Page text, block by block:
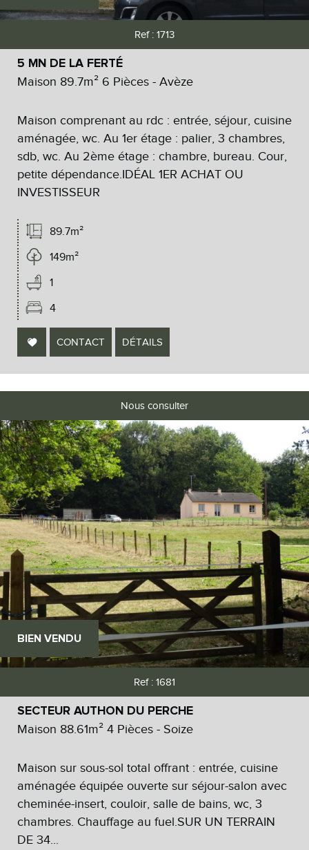
Ref : 1713
5 MN DE LA FERTÉ
Maison 89.7m² 6 Pièces - Avèze
Maison comprenant au rdc : entrée, séjour, cuisine
aménagée, wc. Au 1er étage : palier, 3 chambres,
sdb, wc. Au 2ème étage : chambre, bureau. Cour,
petite dépendance.IDÉAL 1ER ACHAT OU
INVESTISSEUR
89.7m²
149m²
1
4
CONTACT DÉTAILS
BIEN VENDU
Nous consulter
Ref : 1681
SECTEUR AUTHON DU PERCHE
Maison 88.61m² 4 Pièces - Soize
Maison sur sous-sol total offrant : entrée, cuisine
aménagée équipée ouverte sur séjour-salon avec
cheminée-insert, couloir, salle de bains, wc, 3
chambres. Chauffage au fuel.SUR UN TERRAIN
DE 34...